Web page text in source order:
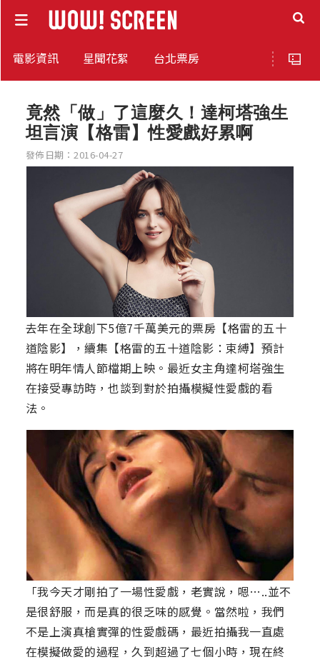
電影資訊 星聞花絮 台北票房
竟然「做」了這麼久！達柯塔強生
坦言演【格雷】性愛戲好累啊
發佈日期：2016-04-27
去年在全球創下5億7千萬美元的票房【格雷的五十
道陰影】，續集【格雷的五十道陰影：束縛】預計
將在明年情人節檔期上映。最近女主角達柯塔強生
在接受專訪時，也談到對於拍攝模擬性愛戲的看
法。
「我今天才剛拍了一場性愛戲，老實說，嗯…..並不
是很舒服，而是真的很乏味的感覺。當然啦，我們
不是上演真槍實彈的性愛戲碼，最近拍攝我一直處
在模擬做愛的過程，久到超過了七個小時，現在終